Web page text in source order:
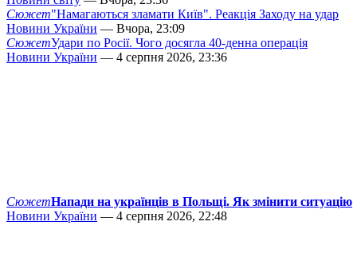
Сюжет"Намагаються зламати Київ". Реакція Заходу на удар
Новини України — Вчора, 23:09
СюжетУдари по Росії. Чого досягла 40-денна операція
Новини України — 4 серпня 2026, 23:36
СюжетНапади на українців в Польщі. Як змінити ситуацію
Новини України — 4 серпня 2026, 22:48